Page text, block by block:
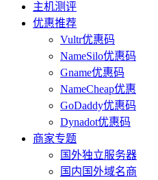
主机测评
优惠推荐
Vultr优惠码
NameSilo优惠码
Gname优惠码
NameCheap优惠
GoDaddy优惠码
Dynadot优惠码
商家专题
国外独立服务器
国内国外域名商